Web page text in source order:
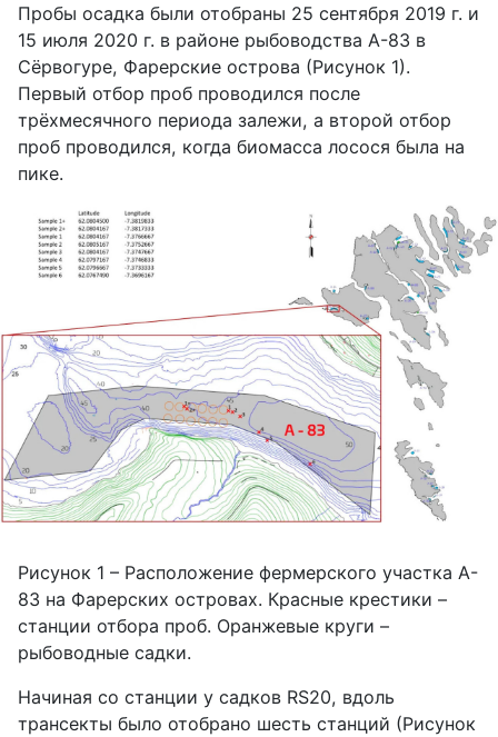
Пробы осадка были отобраны 25 сентября 2019 г. и
15 июля 2020 г. в районе рыбоводства A-83 в
Сёрвогуре, Фарерские острова (Рисунок 1).
Первый отбор проб проводился после
трёхмесячного периода залежи, а второй отбор
проб проводился, когда биомасса лосося была на
пике.
Рисунок 1 – Расположение фермерского участка A-
83 на Фарерских островах. Красные крестики –
станции отбора проб. Оранжевые круги –
рыбоводные садки.
Начиная со станции у садков RS20, вдоль
трансекты было отобрано шесть станций (Рисунок